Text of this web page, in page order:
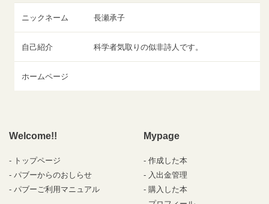
ニックネーム 長瀬承子
自己紹介 科学者気取りの似非詩人です。
ホームページ
Welcome!!
トップページ
パブーからのおしらせ
パブーご利用マニュアル
Mypage
作成した本
入出金管理
購入した本